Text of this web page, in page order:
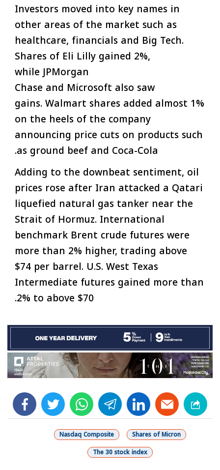
Investors moved into key names in
other areas of the market such as
healthcare, financials and Big Tech.
Shares of Eli Lilly gained 2%,
while JPMorgan
Chase and Microsoft also saw
gains. Walmart shares added almost 1%
on the heels of the company
announcing price cuts on products such
as ground beef and Coca-Cola.
Adding to the downbeat sentiment, oil
prices rose after Iran attacked a Qatari
liquefied natural gas tanker near the
Strait of Hormuz. International
benchmark Brent crude futures were
more than 2% higher, trading above
$74 per barrel. U.S. West Texas
Intermediate futures gained more than
2% to above $70.
facebooktwitter whats telegramlinkedin
Nasdaq Composite
Shares of Micron
The 30 stock index